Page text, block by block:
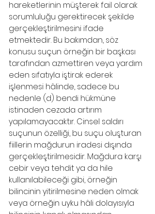
hareketlerinin müşterek fail olarak
sorumluluğu gerektirecek şekilde
gerçekleştirilmesini ifade
etmektedir. Bu bakımdan, söz
konusu suçun örneğin bir başkası
tarafından azmettiren veya yardım
eden sıfatıyla iştirak ederek
işlenmesi hâlinde, sadece bu
nedenle (d) bendi hükmüne
istinaden cezada artırım
yapılamayacaktır. Cinsel saldırı
suçunun özelliği, bu suçu oluşturan
fiillerin mağdurun iradesi dışında
gerçekleştirilmesidir. Mağdura karşı
cebir veya tehdit ya da hile
kullanılabileceği gibi, örneğin
bilincinin yitirilmesine neden olmak
veya örneğin uyku hâli dolayısıyla